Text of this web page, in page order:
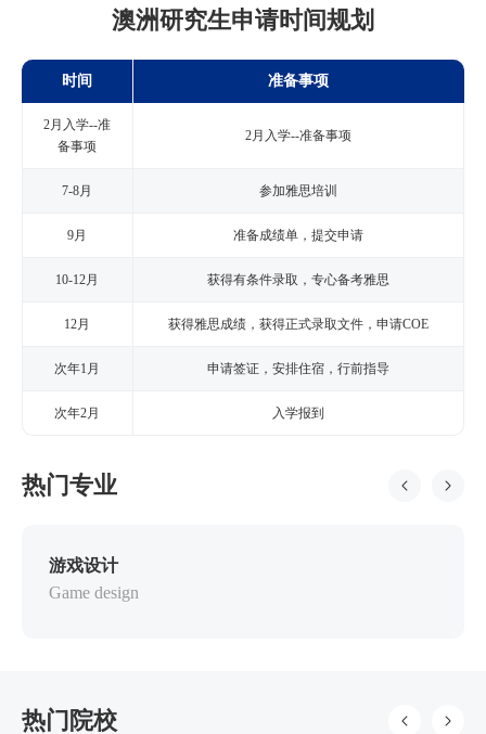
澳洲研究生申请时间规划
时间 准备事项
2月入学--准
备事项
2月入学--准备事项
7-8月 参加雅思培训
9月 准备成绩单，提交申请
10-12月 获得有条件录取，专心备考雅思
12月 获得雅思成绩，获得正式录取文件，申请COE
次年1月 申请签证，安排住宿，行前指导
次年2月 入学报到
热门专业
游戏设计
Game design
热门院校